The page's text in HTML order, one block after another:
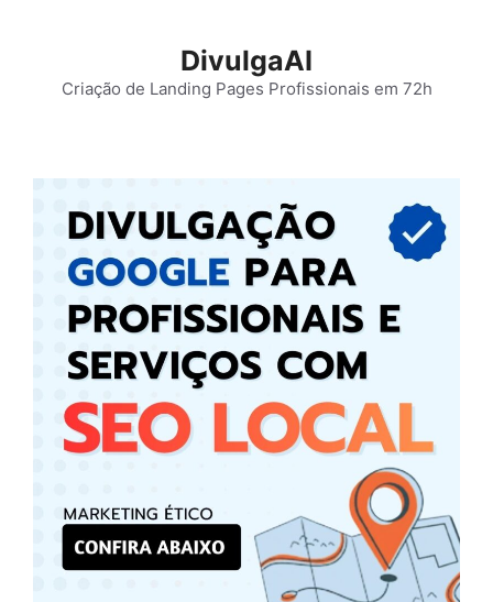
conteúdo
DivulgaAI
Criação de Landing Pages Profissionais em 72h